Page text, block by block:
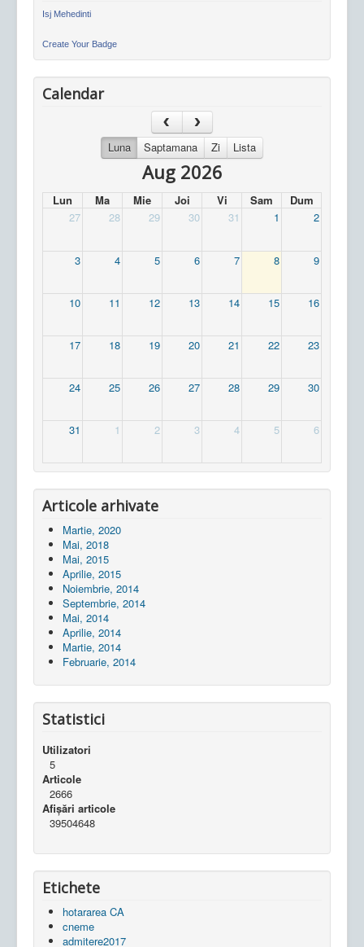
Isj Mehedinti
Create Your Badge
Calendar
Luna Saptamana Zi Lista
Aug 2026
Lun Ma Mie Joi Vi Sam
Dum
27
28 29 30 31 1 2
3 4 5 6 7 8 9
10 11 12 13 14 15 16
17 18 19 20 21 22 23
24 25 26 27 28 29 30
31 1 2 3 4 5 6
Articole arhivate
Martie, 2020
Mai, 2018
Mai, 2015
Aprilie, 2015
Noiembrie, 2014
Septembrie, 2014
Mai, 2014
Aprilie, 2014
Martie, 2014
Februarie, 2014
Statistici
Utilizatori
5
Articole
2666
Afișări articole
39504648
Etichete
hotararea CA
cneme
admitere2017